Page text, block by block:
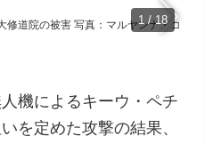
1 / 18
修道院の被害 写真：マルヤンナ・コ
機によるキーウ・ペチ
を定めた攻撃の結果、